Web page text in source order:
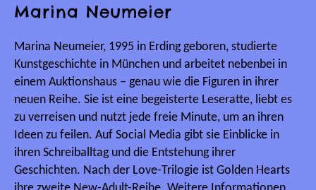
Marina Neumeier
Marina Neumeier, 1995 in Erding geboren, studierte
Kunstgeschichte in München und arbeitet nebenbei in
einem Auktionshaus – genau wie die Figuren in ihrer
neuen Reihe. Sie ist eine begeisterte Leseratte, liebt es
zu verreisen und nutzt jede freie Minute, um an ihren
Ideen zu feilen. Auf Social Media gibt sie Einblicke in
ihren Schreiballtag und die Entstehung ihrer
Geschichten. Nach der Love-Trilogie ist Golden Hearts